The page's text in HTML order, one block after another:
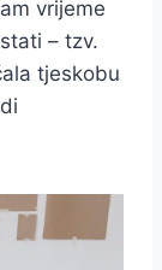
vrijeme
– tzv.
tjeskobu